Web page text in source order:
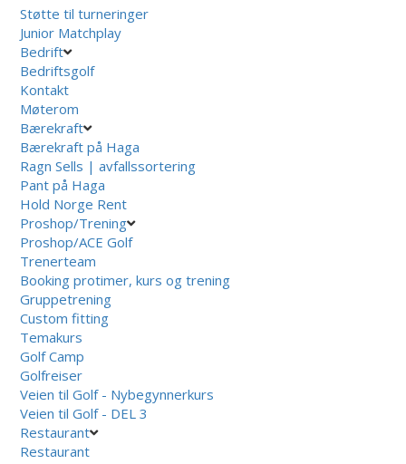
Støtte til turneringer
Junior Matchplay
Bedrift
Bedriftsgolf
Kontakt
Møterom
Bærekraft
Bærekraft på Haga
Ragn Sells | avfallssortering
Pant på Haga
Hold Norge Rent
Proshop/Trening
Proshop/ACE Golf
Trenerteam
Booking protimer, kurs og trening
Gruppetrening
Custom fitting
Temakurs
Golf Camp
Golfreiser
Veien til Golf - Nybegynnerkurs
Veien til Golf - DEL 3
Restaurant
Restaurant